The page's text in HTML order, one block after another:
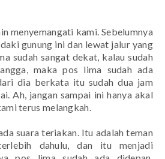
menyemangati kami. Sebelumnya
gunung ini dan lewat jalur yang
sudah sangat dekat, kalau sudah
maka pos lima sudah ada
dia berkata itu sudah dua jam
Ah, jangan sampai ini hanya akal
terus melangkah.
suara teriakan. Itu adalah teman
dahulu, dan itu menjadi